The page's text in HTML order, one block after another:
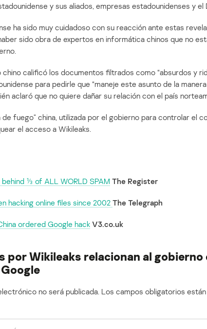
y sus aliados, empresas estadounidenses y el
ha sido muy cuidadoso con su reacción ante estas
sido obra de expertos en informática chinos que no
calificó los documentos filtrados como “absurdos y
para pedirle que “maneje este asunto de la
aclaró que no quiere dañar su relación con el país
de fuego” china, utilizada por el gobierno para controlar el
el acceso a Wikileaks.
behind ⅓ of ALL WORLD SPAM The Register
hacking online files since 2002 The Telegraph
ordered Google hack V3.co.uk
por Wikileaks relacionan al gobierno
no será publicada. Los campos obligatorios